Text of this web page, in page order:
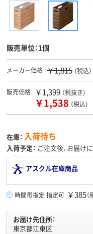
販売単位：1個
メーカー価格 ￥1,815 （税込）
販売価格 ￥1,399 （税抜き）
￥1,538 （税込）
在庫： 入荷待ち
入荷予定： ご注文後、お届け
アスクル在庫商品
時間帯指定 指定可 ￥385（
お届け先住所：
東京都江東区